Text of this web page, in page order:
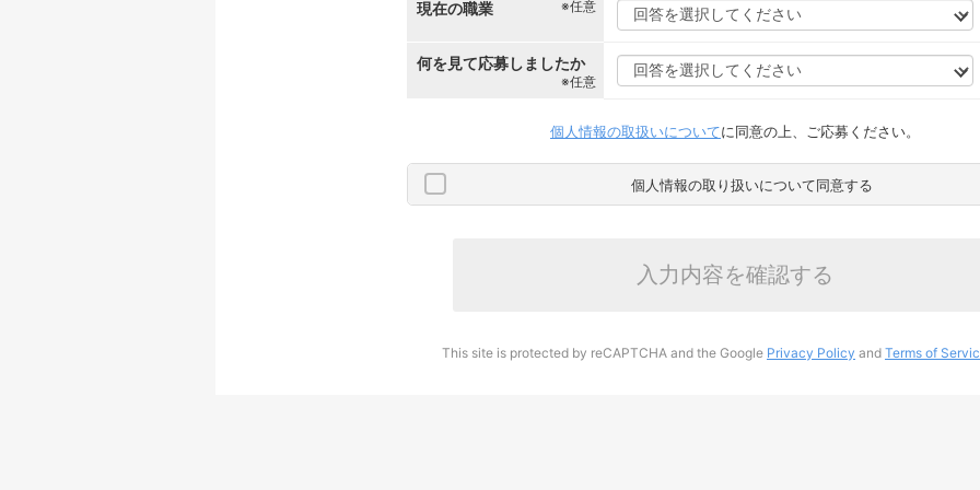
現在の職業 ※任意
何を見て応募しましたか
※任意
個人情報の取扱いについてに同意の上、ご応募ください。
個人情報の取り扱いについて同意する
入力内容を確認する
This site is protected by reCAPTCHA and the Google Privacy Policy and Terms of